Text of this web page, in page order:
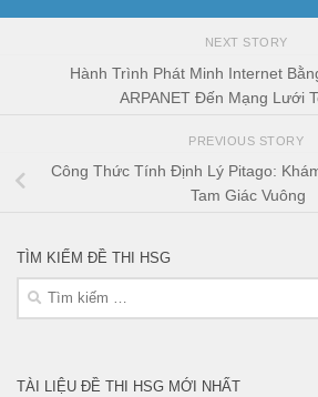
NEXT STORY
Hành Trình Phát Minh Internet
ARPANET Đến Mạng Lưới
PREVIOUS STORY
Công Thức Tính Định Lý Pitago:
Tam Giác Vuông
TÌM KIẾM ĐỀ THI HSG
Tìm
TÀI LIỆU ĐỀ THI HSG MỚI NHẤT